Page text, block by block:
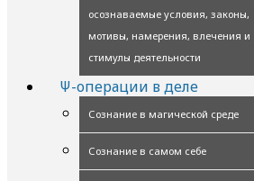
осознаваемые условия, законы,
мотивы, намерения, влечения и
стимулы деятельности
Ψ-операции в деле
Сознание в магической среде
Сознание в самом себе